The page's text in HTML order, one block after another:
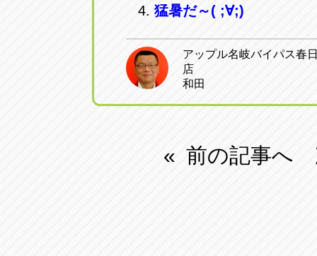
059-331-
三重県四日市市午起3丁目1番3
猛暑だ～( ;∀;)
アップル名岐バイパス春
店
和田
« 前の記事へ